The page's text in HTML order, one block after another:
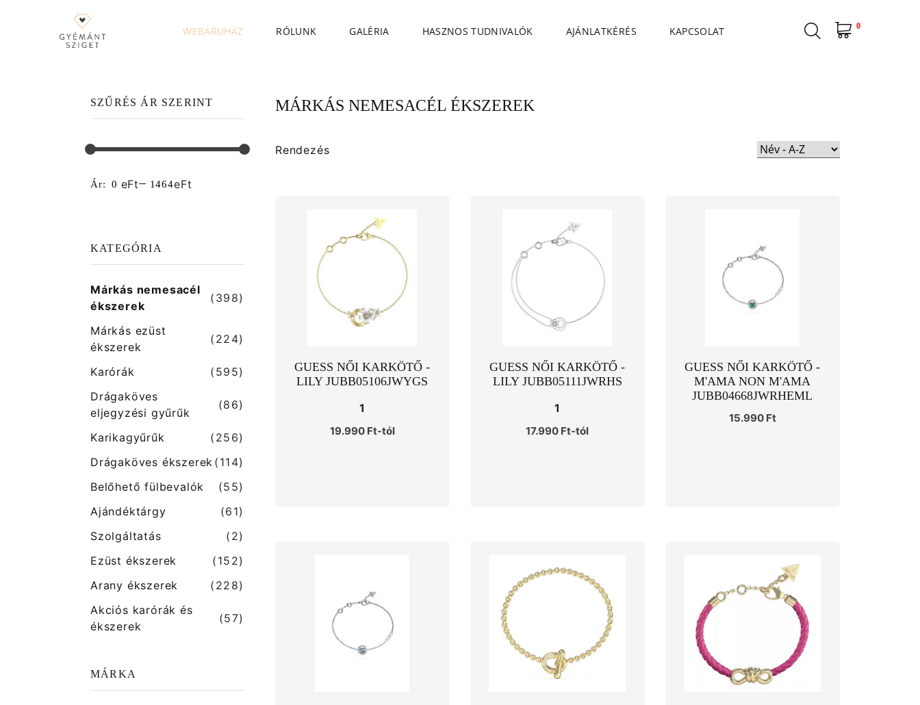
WEBÁRUHÁZ RÓLUNK GALÉRIA HASZNOS TUDNIVALÓK AJÁNLATKÉRÉS KAPCSOLAT 0
SZŰRÉS ÁR SZERINT
Ár: eFt eFt
KATEGÓRIA
Márkás nemesacél
ékszerek
(398)
Márkás ezüst
ékszerek
(224)
Karórák
(595)
Drágaköves
eljegyzési gyűrűk
(86)
Karikagyűrűk
(256)
Drágaköves ékszerek (114)
Belőhető fülbevalók
(55)
Ajándéktárgy
(61)
Szolgáltatás
(2)
Ezüst ékszerek
(152)
Arany ékszerek
(228)
Akciós karórák és
ékszerek
(57)
MÁRKA
MÁRKÁS NEMESACÉL ÉKSZEREK
Rendezés
GUESS NŐI KARKÖTŐ -
LILY JUBB05106JWYGS
1
19.990 Ft-tól
GUESS NŐI KARKÖTŐ -
LILY JUBB05111JWRHS
1
17.990 Ft-tól
GUESS NŐI KARKÖTŐ -
M'AMA NON M'AMA
JUBB04668JWRHEML
15.990 Ft